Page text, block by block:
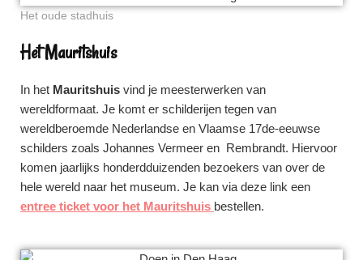
Het oude stadhuis
Het Mauritshuis
In het Mauritshuis vind je meesterwerken van
wereldformaat. Je komt er schilderijen tegen van
wereldberoemde Nederlandse en Vlaamse 17de-eeuwse
schilders zoals Johannes Vermeer en Rembrandt. Hiervoor
komen jaarlijks honderdduizenden bezoekers van over de
hele wereld naar het museum. Je kan via deze link een
entree ticket voor het Mauritshuis bestellen.